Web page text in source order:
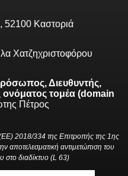
52100 Καστοριά
Χατζηχριστοφόρου
Διευθυντής,
ονόματος τομέα (domain
Πέτρος
2018/334 της Επιτροπής της 1ης
αποτελεσματική αντιμετώπιση του
στο διαδίκτυο (L 63)